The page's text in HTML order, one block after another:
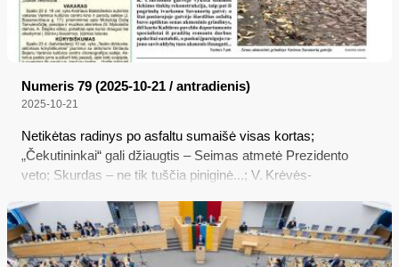
Numeris 79 (2025-10-21 / antradienis)
2025-10-21
Netikėtas radinys po asfaltu sumaišė visas kortas;
„Čekutininkai“ gali džiaugtis – Seimas atmetė Prezidento
veto; Skurdas – ne tik tuščia piniginė...; V. Krėvės-